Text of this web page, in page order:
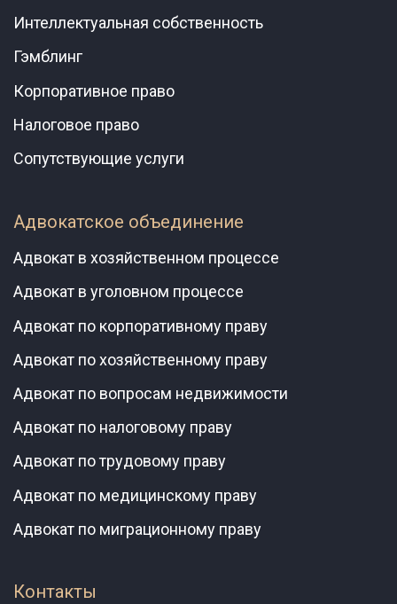
Интеллектуальная собственность
Гэмблинг
Корпоративное право
Налоговое право
Сопутствующие услуги
Адвокатское объединение
Адвокат в хозяйственном процессе
Адвокат в уголовном процессе
Адвокат по корпоративному праву
Адвокат по хозяйственному праву
Адвокат по вопросам недвижимости
Адвокат по налоговому праву
Адвокат по трудовому праву
Адвокат по медицинскому праву
Адвокат по миграционному праву
Контакты